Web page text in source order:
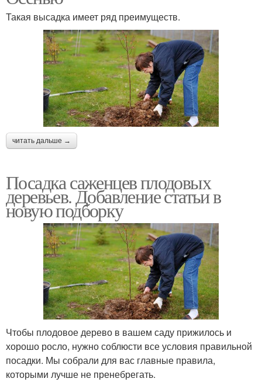
Такая высадка имеет ряд преимуществ.
читать дальше →
Посадка саженцев плодовых
деревьев. Добавление статьи в
новую подборку
Чтобы плодовое дерево в вашем саду прижилось и
хорошо росло, нужно соблюсти все условия правильной
посадки. Мы собрали для вас главные правила,
которыми лучше не пренебрегать.